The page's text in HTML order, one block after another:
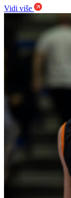
Vidi više